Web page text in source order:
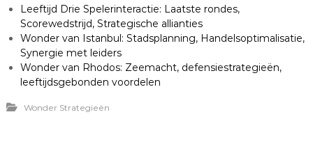
Leeftijd Drie Spelerinteractie: Laatste rondes,
Scorewedstrijd, Strategische allianties
Wonder van Istanbul: Stadsplanning, Handelsoptimalisatie,
Synergie met leiders
Wonder van Rhodos: Zeemacht, defensiestrategieën,
leeftijdsgebonden voordelen
Wonder Strategieën